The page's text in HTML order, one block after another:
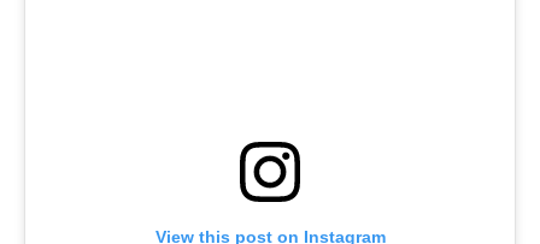
View this post on Instagram